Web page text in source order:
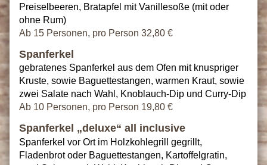
Preiselbeeren, Bratapfel mit Vanillesoße (mit oder
ohne Rum)
Ab 15 Personen, pro Person 32,80 €
Spanferkel
gebratenes Spanferkel aus dem Ofen mit knuspriger
Kruste, sowie Baguettestangen, warmen Kraut, sowie
zwei Salate nach Wahl, Knoblauch-Dip und Curry-Dip
Ab 10 Personen, pro Person 19,80 €
Spanferkel „deluxe“ all inclusive
Spanferkel vor Ort im Holzkohlegrill gegrillt,
Fladenbrot oder Baguettestangen, Kartoffelgratin,